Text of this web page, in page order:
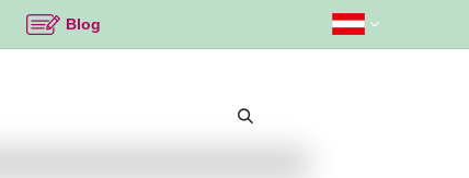
Blog